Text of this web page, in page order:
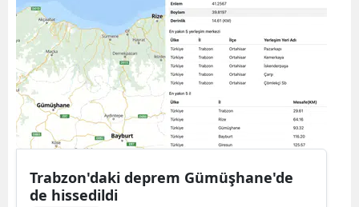
Trabzon'daki deprem Gümüşhane'de
de hissedildi